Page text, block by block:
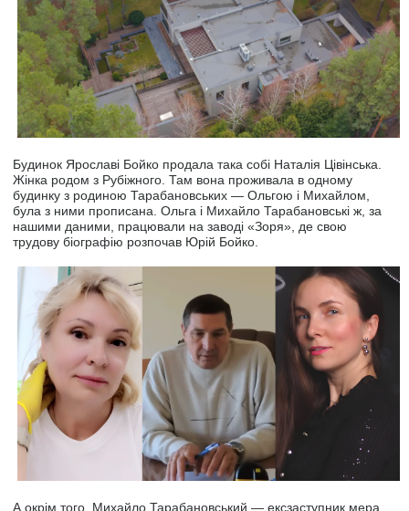
Будинок Ярославі Бойко продала така собі Наталія Цівінська.
Жінка родом з Рубіжного. Там вона проживала в одному
будинку з родиною Тарабановських — Ольгою і Михайлом,
була з ними прописана. Ольга і Михайло Тарабановські ж, за
нашими даними, працювали на заводі «Зоря», де свою
трудову біографію розпочав Юрій Бойко.
А окрім того, Михайло Тарабановський — ексзаступник мера